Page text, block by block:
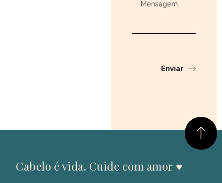
Enviar
Cabelo é vida. Cuide com amor ♥